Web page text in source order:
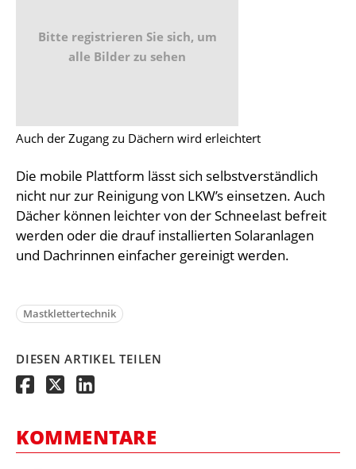
Bitte registrieren Sie sich, um
alle Bilder zu sehen
Auch der Zugang zu Dächern wird erleichtert
Die mobile Plattform lässt sich selbstverständlich
nicht nur zur Reinigung von LKW’s einsetzen. Auch
Dächer können leichter von der Schneelast befreit
werden oder die drauf installierten Solaranlagen
und Dachrinnen einfacher gereinigt werden.
Mastklettertechnik
DIESEN ARTIKEL TEILEN
KOMMENTARE